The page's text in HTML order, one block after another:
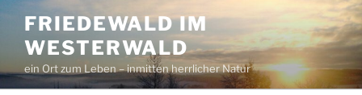
Inhalt
springen
FRIEDEWALD IM
WESTERWALD
ein Ort zum Leben – inmitten herrlicher Natur